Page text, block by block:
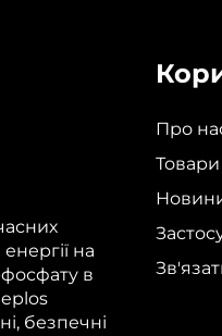
на
фосфату в
безпечні
Про
Товари